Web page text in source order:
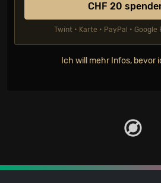
CHF 20
Twint • Karte • PayPal • Google
Ich will mehr Infos, bevor